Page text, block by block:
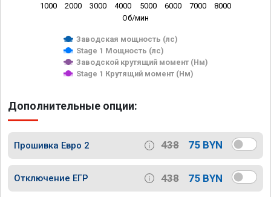
Об/мин
Заводская мощность (лс)
Stage 1 Мощность (лс)
Заводской крутящий момент (Нм)
Stage 1 Крутящий момент (Нм)
1000 2000 3000 4000 5000 6000 7000 8000
Дополнительные опции:
Прошивка Евро 2 438 75 BYN
Отключение ЕГР 438 75 BYN